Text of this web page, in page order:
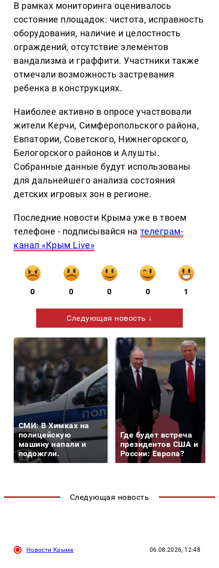
В рамках мониторинга оценивалось
состояние площадок: чистота, исправность
оборудования, наличие и целостность
ограждений, отсутствие элементов
вандализма и граффити. Участники также
отмечали возможность застревания
ребенка в конструкциях.
Наиболее активно в опросе участвовали
жители Керчи, Симферопольского района,
Евпатории, Советского, Нижнегорского,
Белогорского районов и Алушты.
Собранные данные будут использованы
для дальнейшего анализа состояния
детских игровых зон в регионе.
Последние новости Крыма уже в твоем
телефоне - подписывайся на телеграм-
канал «Крым Live»
0 0 0 0 1
Следующая новость ↓
СМИ: В Химках на
полицейскую
машину напали и
подожгли.
Где будет встреча
президентов США и
России: Европа?
Следующая новость
Новости Крыма 06.08.2026, 12:48